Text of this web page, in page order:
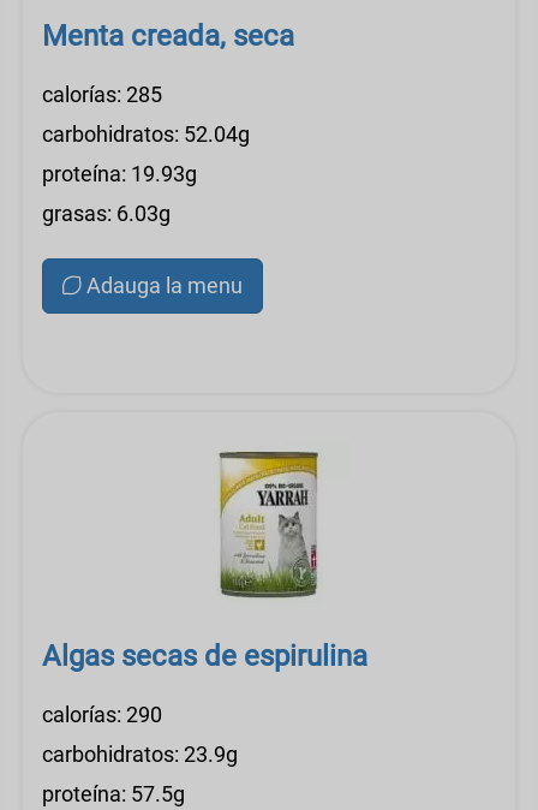
Menta creada, seca
calorías: 285
carbohidratos: 52.04g
proteína: 19.93g
grasas: 6.03g
Adauga la menu
Algas secas de espirulina
calorías: 290
carbohidratos: 23.9g
proteína: 57.5g